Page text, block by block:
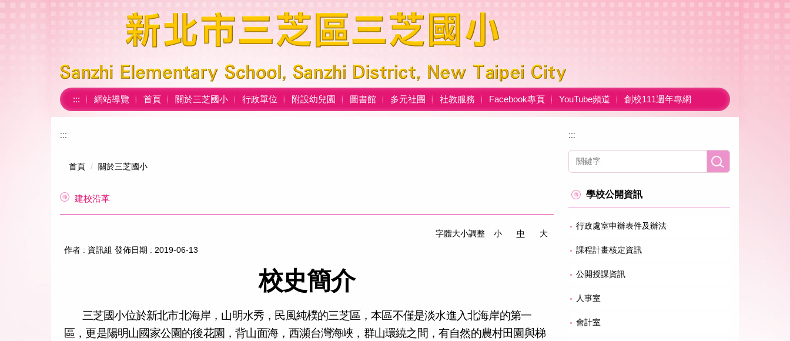
::: 網站導覽 首頁 關於三芝國小 行政單位 附設幼兒園 圖書館 多元社團 社教服務 Facebook專頁 YouTube頻道 創校111週年專網
:::
首頁 關於三芝國小
建校沿革
字體大小調整 小 中
大
作者 : 資訊組 發佈日期 : 2019-06-13
校史簡介
三芝國小位於新北市北海岸，山明水秀，民風純樸的三芝區，本區不僅是淡水進入北海岸的第一
區，更是陽明山國家公園的後花園，背山面海，西瀕台灣海峽，群山環繞之間，有自然的農村田園與梯
:::
學校公開資訊
行政處室申辦表件及辦法
課程計畫核定資訊
公開授課資訊
人事室
會計室